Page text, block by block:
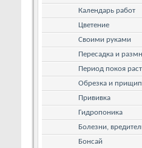
Календарь работ
Цветение
Своими руками
Пересадка и
Период покоя
Обрезка и
Прививка
Гидропоника
Болезни,
Бонсай